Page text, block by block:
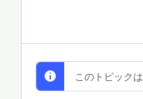
このトピック